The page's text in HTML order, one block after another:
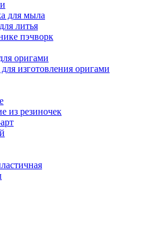
для мыла
литья
пэчворк
оригами
изготовления оригами
из резиночек